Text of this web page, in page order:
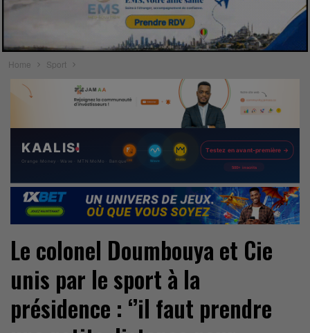
Home Sport
Le colonel Doumbouya et Cie
unis par le sport à la
présidence : ‘’il faut prendre